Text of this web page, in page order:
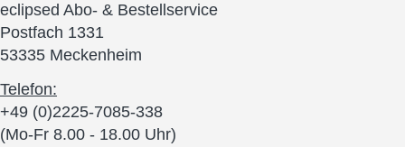
eclipsed Abo- & Bestellservice
Postfach 1331
53335 Meckenheim
Telefon:
+49 (0)2225-7085-338
(Mo-Fr 8.00 - 18.00 Uhr)